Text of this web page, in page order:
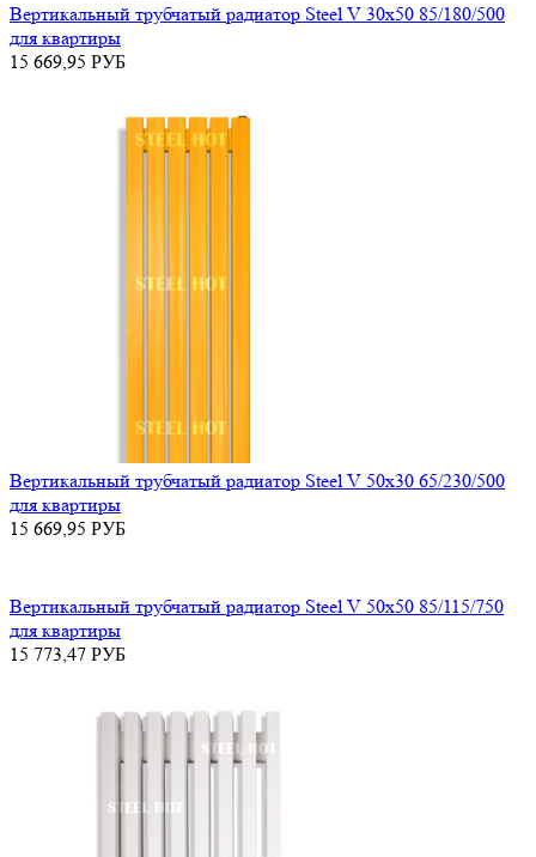
Вертикальный трубчатый радиатор Steel V 30х50 85/180/500
для квартиры
15 669,95 РУБ
Вертикальный трубчатый радиатор Steel V 50х30 65/230/500
для квартиры
15 669,95 РУБ
Вертикальный трубчатый радиатор Steel V 50х50 85/115/750
для квартиры
15 773,47 РУБ